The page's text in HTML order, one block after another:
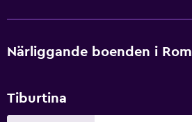
Barnsängar tillgängliga
Närliggande boenden i Rom
Tiburtina